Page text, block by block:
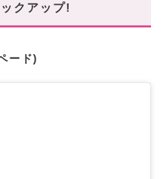
クアップ!
ード)